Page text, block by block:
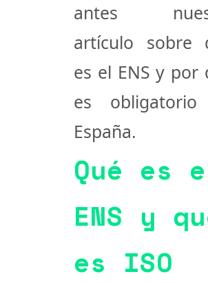
antes
artículo sobre
es el ENS y por
es
España.
Qué es
ENS y
es ISO